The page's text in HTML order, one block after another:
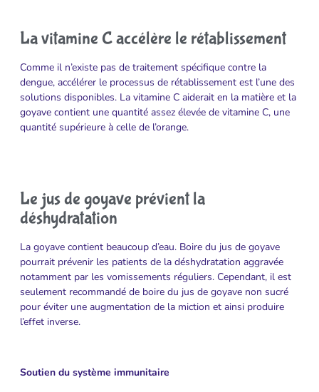
La vitamine C accélère le rétablissement
Comme il n’existe pas de traitement spécifique contre la
dengue, accélérer le processus de rétablissement est l’une des
solutions disponibles. La vitamine C aiderait en la matière et la
goyave contient une quantité assez élevée de vitamine C, une
quantité supérieure à celle de l’orange.
Le jus de goyave prévient la
déshydratation
La goyave contient beaucoup d’eau. Boire du jus de goyave
pourrait prévenir les patients de la déshydratation aggravée
notamment par les vomissements réguliers. Cependant, il est
seulement recommandé de boire du jus de goyave non sucré
pour éviter une augmentation de la miction et ainsi produire
l’effet inverse.
Soutien du système immunitaire